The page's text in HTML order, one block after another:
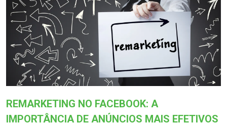
REMARKETING NO FACEBOOK: A
IMPORTÂNCIA DE ANÚNCIOS MAIS EFETIVOS